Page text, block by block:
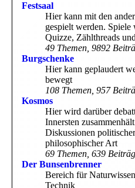
Festsaal
Hier kann mit den
gespielt werden.
Quizze, Zählthreads
49 Themen, 9892
Burgschenke
Hier kann geplaudert
bewegt
108 Themen, 957
Kosmos
Hier wird darüber
Innersten
Diskussionen
philosophischer Art
69 Themen, 639
Der Bunsenbrenner
Bereich für
Technik